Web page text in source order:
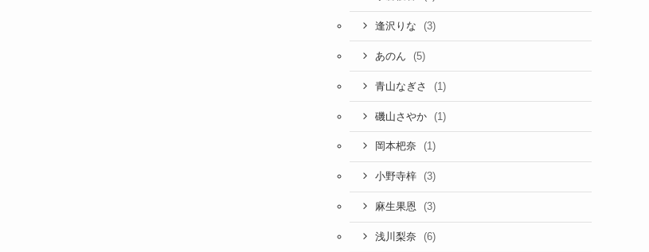
逢沢りな (3)
あのん (5)
青山なぎさ (1)
磯山さやか (1)
岡本杷奈 (1)
小野寺梓 (3)
麻生果恩 (3)
浅川梨奈 (6)